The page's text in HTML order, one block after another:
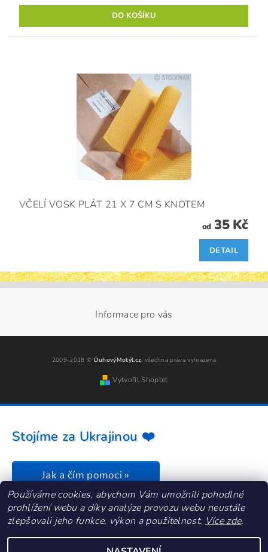
VČELÍ VOSK PLÁT 21 X 7 CM S KNOTEM
od35 Kč
DETAIL
Informace pro vás
2009-2018 © DuhovýMotýl.cz, všechna práva vyhrazena
Vytvořil Shoptet
Používáme cookies, abychom Vám umožnili pohodlné
prohlížení webu a díky analýze provozu webu neustále
zlepšovali jeho funkce, výkon a použitelnost. Více zde.
Stojíme za Ukrajinou ❤️
Jak a čím pomoci »